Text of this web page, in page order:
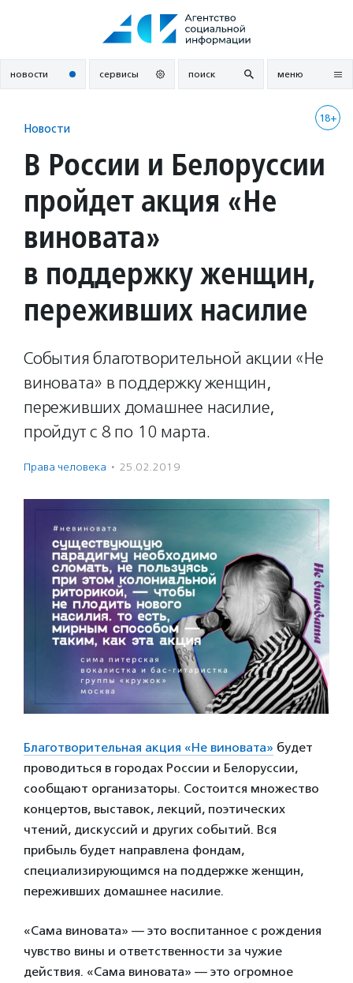
новости сервисы поиск меню
18+
Новости
В России и Белоруссии
пройдет акция «Не
виновата»
в поддержку женщин,
переживших насилие
События благотворительной акции «Не
виновата» в поддержку женщин,
переживших домашнее насилие,
пройдут с 8 по 10 марта.
Права человека · 25.02.2019
Благотворительная акция «Не виновата» будет
проводиться в городах России и Белоруссии,
сообщают организаторы. Состоится множество
концертов, выставок, лекций, поэтических
чтений, дискуссий и других событий. Вся
прибыль будет направлена фондам,
специализирующимся на поддержке женщин,
переживших домашнее насилие.
«Сама виновата» — это воспитанное с рождения
чувство вины и ответственности за чужие
действия. «Сама виновата» — это огромное